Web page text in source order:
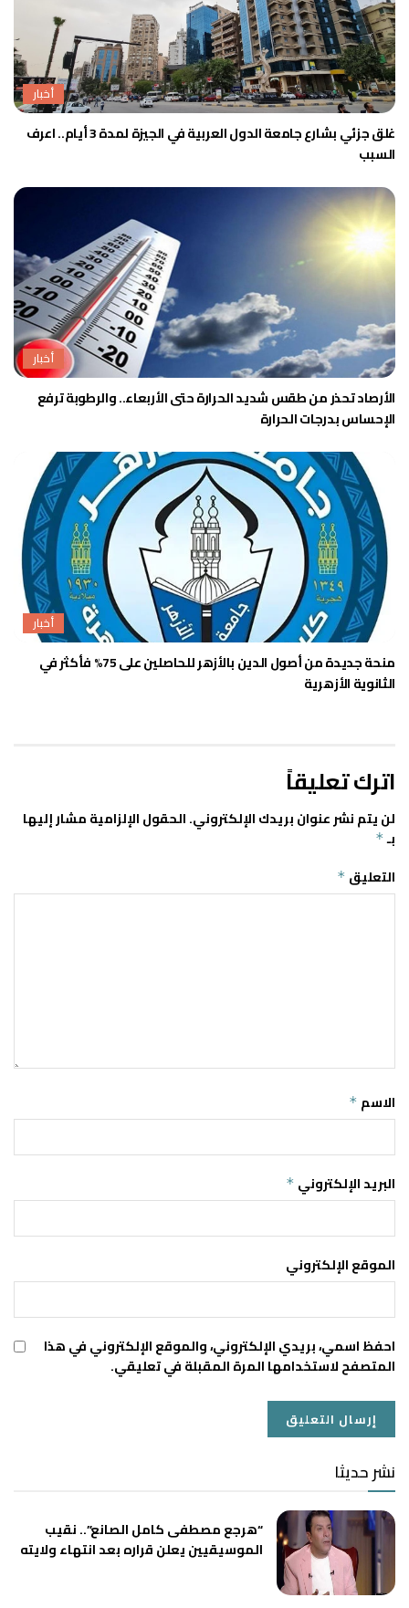
أخبار
غلق جزئي بشارع جامعة الدول العربية في الجيزة لمدة 3 أيام.. اعرف
السبب
أخبار
الأرصاد تحذر من طقس شديد الحرارة حتى الأربعاء.. والرطوبة ترفع
الإحساس بدرجات الحرارة
أخبار
منحة جديدة من أصول الدين بالأزهر للحاصلين على 75% فأكثر في
الثانوية الأزهرية
اترك تعليقاً
لن يتم نشر عنوان بريدك الإلكتروني.الحقول الإلزامية مشار إليها
بـ *
التعليق *
الاسم *
البريد الإلكتروني *
الموقع الإلكتروني
احفظ اسمي، بريدي الإلكتروني، والموقع الإلكتروني في هذا
المتصفح لاستخدامها المرة المقبلة في تعليقي.
نشر حديثا
“هرجع مصطفى كامل الصانع”.. نقيب
الموسيقيين يعلن قراره بعد انتهاء ولايته